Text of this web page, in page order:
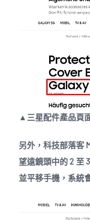
▲三星配件產品頁
另外，科技部落客
望遠鏡頭中的 2 至
並平移手機，系統